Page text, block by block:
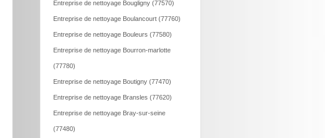
Entreprise de nettoyage Bougligny (77570)
Entreprise de nettoyage Boulancourt (77760)
Entreprise de nettoyage Bouleurs (77580)
Entreprise de nettoyage Bourron-marlotte
(77780)
Entreprise de nettoyage Boutigny (77470)
Entreprise de nettoyage Bransles (77620)
Entreprise de nettoyage Bray-sur-seine
(77480)